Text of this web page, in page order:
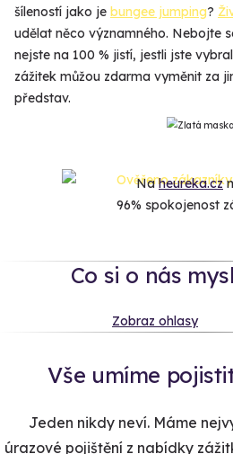
šíleností jako je bungee jumping?
udělat něco významného. Nebojte
nejste na 100 % jistí, jestli jste
zážitek můžou zdarma vyměnit za
představ.
Naheureka.cz
96% spokojenost
Co si o nás
Zobraz ohlasy
Vše umíme
Jeden nikdy neví. Máme
úrazové pojištění z nabídky